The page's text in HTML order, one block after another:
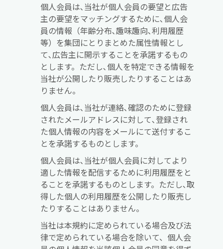
個人会員は､当社が個人会員の要望と広告
主の要望をマッチングするために､個人会
員の情報（年齢分布､趣味趣向､利用履歴
等）を集団にとりまとめた属性情報とし
て､広告主に開示することを承諾するもの
とします。ただし､個人を特定できる情報を
当社が公開したり販売したりすることはあ
りません。
個人会員は､当社が連絡､確認のために登録
されたメールアドレスに対して､登録され
た個人情報の内容をメールにて送付するこ
とを承諾するものとします。
個人会員は､当社が個人会員に対してより
適した情報を配信するために利用履歴をと
ることを承諾するものとします。ただし､取
得した個人の利用履歴を公開したり販売し
たりすることはありません。
当社は本規約に定められている場合及び法
律で定められている場合を除いて、個人会